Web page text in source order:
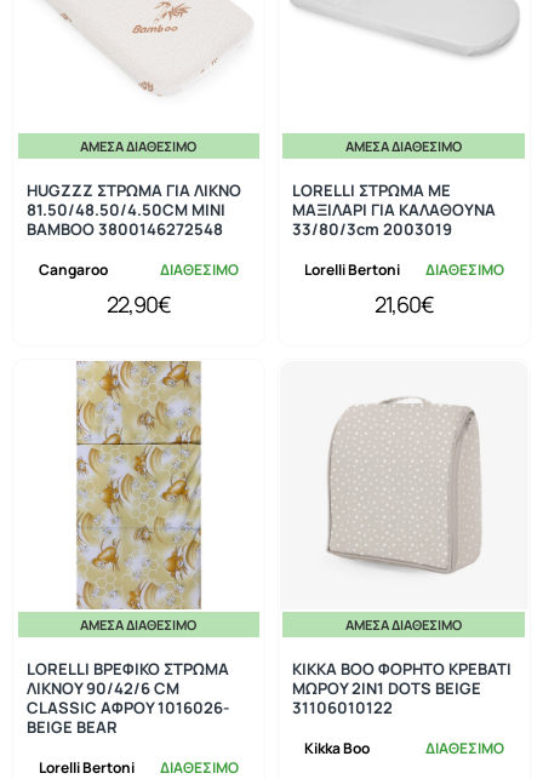
ΆΜΕΣΑ ΔΙΑΘΈΣΙΜΟ
Cangaroo ΔΙΑΘΕΣΙΜΟ
HUGZZZ ΣΤΡΩΜΑ ΓΙΑ ΛΙΚΝΟ
81.50/48.50/4.50CM MINI
BAMBOO 3800146272548
22,90€
ΆΜΕΣΑ ΔΙΑΘΈΣΙΜΟ
Lorelli Bertoni ΔΙΑΘΕΣΙΜΟ
LORELLI ΣΤΡΩΜΑ ΜΕ
ΜΑΞΙΛΑΡΙ ΓΙΑ ΚΑΛΑΘΟΥΝΑ
33/80/3cm 2003019
21,60€
ΆΜΕΣΑ ΔΙΑΘΈΣΙΜΟ
Lorelli Bertoni ΔΙΑΘΕΣΙΜΟ
LORELLI ΒΡΕΦΙΚΟ ΣΤΡΩΜΑ
ΛΙΚΝΟΥ 90/42/6 CM
CLASSIC ΑΦΡΟΥ 1016026-
BEIGE BEAR
ΆΜΕΣΑ ΔΙΑΘΈΣΙΜΟ
Kikka Boo ΔΙΑΘΕΣΙΜΟ
KIKKA BOO ΦΟΡΗΤΟ ΚΡΕΒΑΤΙ
ΜΩΡΟΥ 2ΙΝ1 DOTS BEIGE
31106010122